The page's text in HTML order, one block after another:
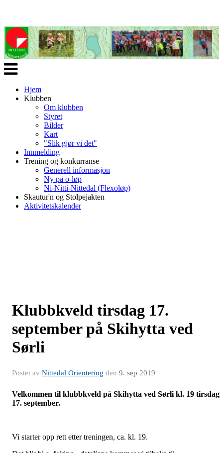
Veksle
navigasjon
Hjem
Klubben
Om klubben
Styret
Bilder
Kart
"Slik gjør vi det"
Innmelding
Trening og konkurranse
Generell informasjon
Ny på o-løp
Ni-Nitti-Nittedal (Flexoløp)
Skautur'n og Stolpejakten
Aktivitetskalender
Klubbkveld tirsdag 17.
september på Skihytta ved
Sørli
Postet av Nittedal Orientering den 9. sep 2019
Velkommen til klubbkveld på Skihytta ved Sørli kl. 19 tirsdag
17. september.
Vi starter opp rett etter treningen, ca. kl. 19.